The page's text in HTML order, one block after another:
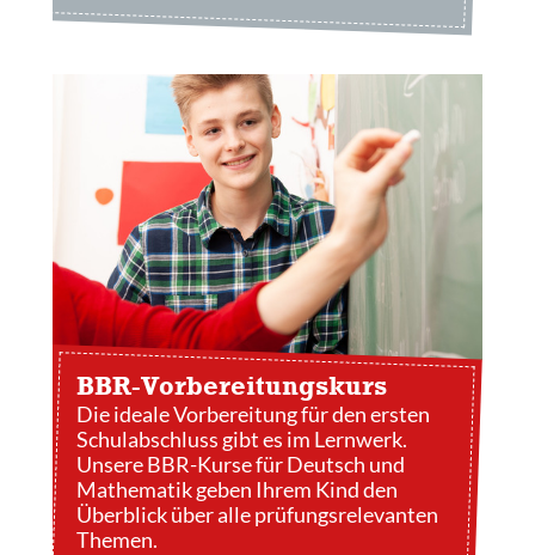
BBR-Vorbereitungs­kurs
Die ideale Vorbereitung für den ersten
Schulabschluss gibt es im Lernwerk.
Unsere BBR-Kurse für Deutsch und
Mathematik geben Ihrem Kind den
Überblick über alle prüfungsrelevanten
Themen.